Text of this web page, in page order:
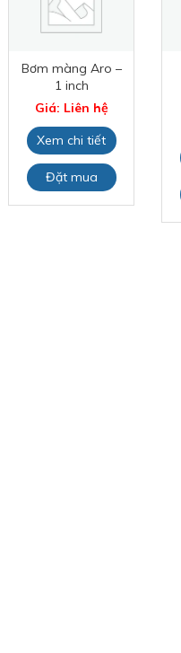
Bơm màng Aro –
1 inch
Giá: Liên hệ
Xem chi tiết
Đặt mua